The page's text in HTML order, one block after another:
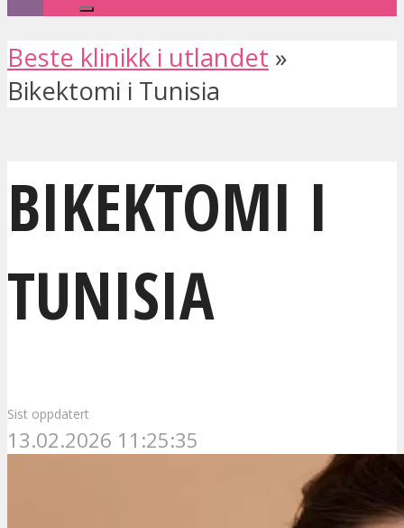
Beste klinikk i utlandet »
Bikektomi i Tunisia
BIKEKTOMI I
TUNISIA
Sist oppdatert
13.02.2026 11:25:35